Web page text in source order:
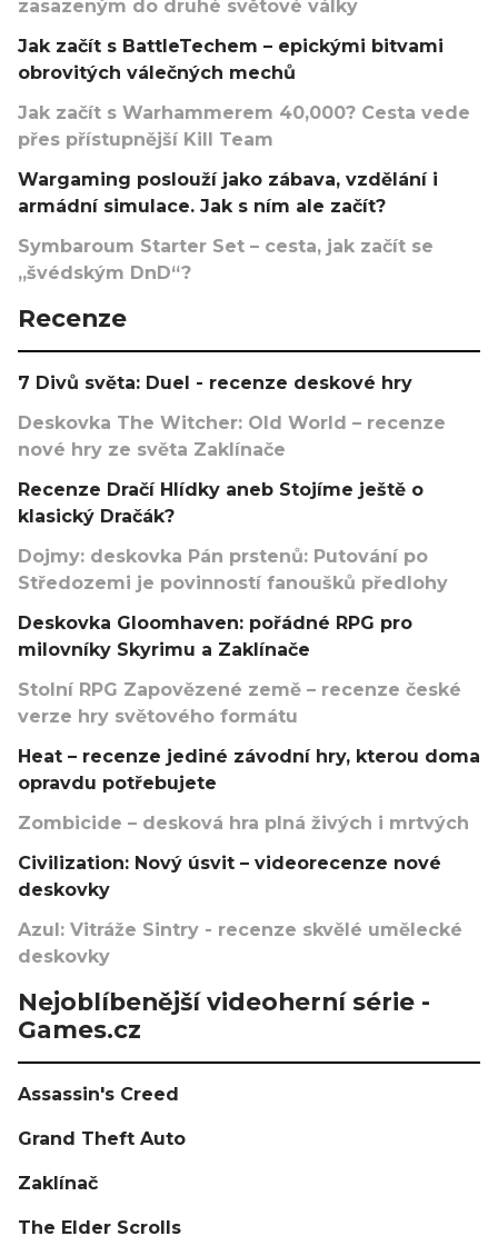
zasazeným do druhé světové války
Jak začít s BattleTechem – epickými bitvami
obrovitých válečných mechů
Jak začít s Warhammerem 40,000? Cesta vede
přes přístupnější Kill Team
Wargaming poslouží jako zábava, vzdělání i
armádní simulace. Jak s ním ale začít?
Symbaroum Starter Set – cesta, jak začít se
„švédským DnD“?
Recenze
7 Divů světa: Duel - recenze deskové hry
Deskovka The Witcher: Old World – recenze
nové hry ze světa Zaklínače
Recenze Dračí Hlídky aneb Stojíme ještě o
klasický Dračák?
Dojmy: deskovka Pán prstenů: Putování po
Středozemi je povinností fanoušků předlohy
Deskovka Gloomhaven: pořádné RPG pro
milovníky Skyrimu a Zaklínače
Stolní RPG Zapovězené země – recenze české
verze hry světového formátu
Heat – recenze jediné závodní hry, kterou doma
opravdu potřebujete
Zombicide – desková hra plná živých i mrtvých
Civilization: Nový úsvit – videorecenze nové
deskovky
Azul: Vitráže Sintry - recenze skvělé umělecké
deskovky
Nejoblíbenější videoherní série -
Games.cz
Assassin's Creed
Grand Theft Auto
Zaklínač
The Elder Scrolls